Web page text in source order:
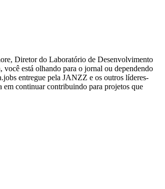
Diretor do Laboratório de Desenvolvimento
está olhando para o jornal ou dependendo
entregue pela JANZZ e os outros líderes-
em continuar contribuindo para projetos que